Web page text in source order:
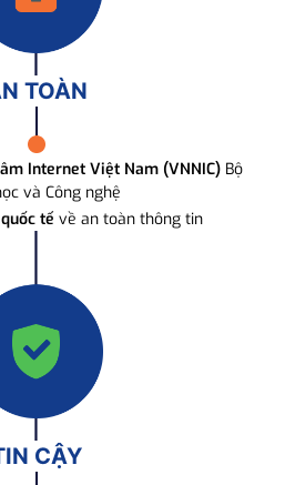
TOÀN
Internet Việt Nam (VNNIC) Bộ
và Công nghệ
tế về an toàn thông tin
CẬY